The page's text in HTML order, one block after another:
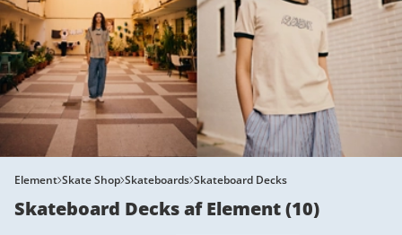
Element Skate Shop Skateboards Skateboard Decks
Skateboard Decks af Element(10)